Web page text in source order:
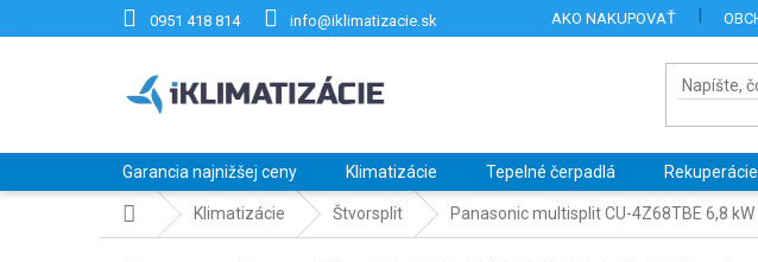
0951 418 814 info@iklimatizacie.sk AKO NAKUPOVAŤ
Garancia najnižšej ceny Klimatizácie Tepelné čerpadlá Rekuperácie
DomovKlimatizácie Štvorsplit Panasonic multisplit CU-4Z68TBE 6,8